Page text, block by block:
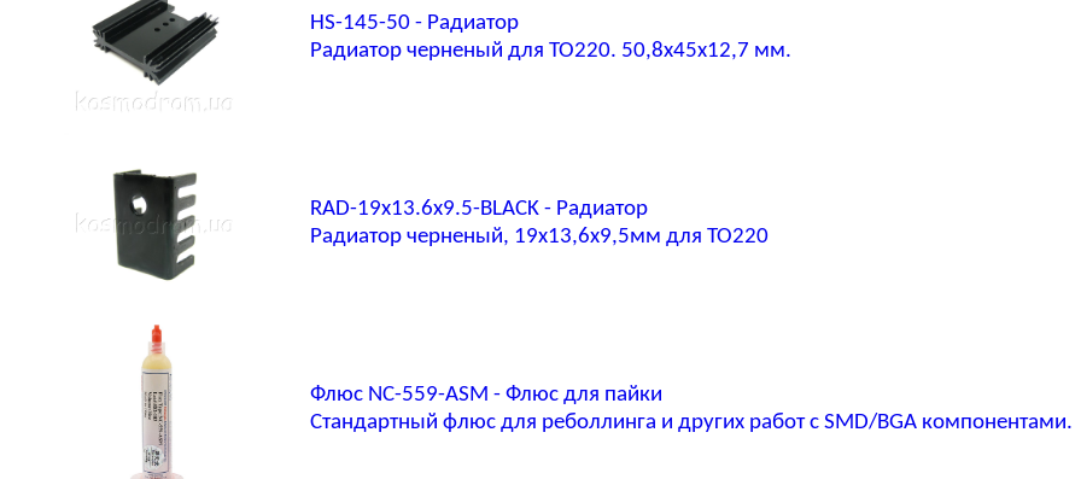
HS-145-50 - Радиатор
Радиатор черненый для TO220. 50,8х45х12,7 мм.
RAD-19x13.6x9.5-BLACK - Радиатор
Радиатор черненый, 19x13,6x9,5мм для TO220
Флюс NC-559-ASM - Флюс для пайки
Стандартный флюс для реболлинга и других работ с SMD/BGA компонентами.